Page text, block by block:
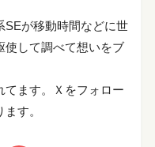
SEが移動時間などに世
使して調べて想いをブ
てます。Ｘをフォロー
す。